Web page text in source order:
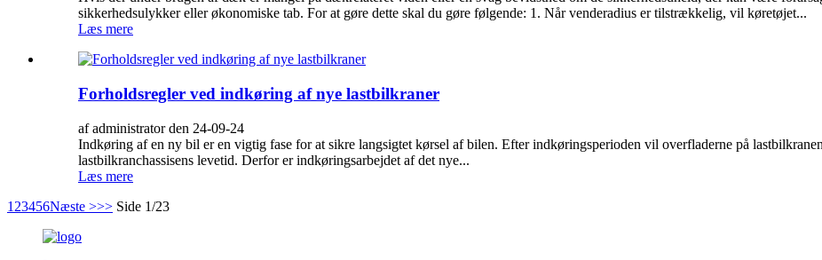
sikkerhedsulykker eller økonomiske tab. For at gøre dette skal du gøre følgende: 1. Når venderadius er tilstrækkelig, vil køretøjet...
Læs mere
Forholdsregler ved indkøring af nye lastbilkraner
af administrator den 24-09-24
Indkøring af en ny bil er en vigtig fase for at sikre langsigtet kørsel af bilen. Efter indkøringsperioden vil overfladerne på
lastbilkranchassisens levetid. Derfor er indkøringsarbejdet af det nye...
Læs mere
1 23456Næste >>> Side 1/23